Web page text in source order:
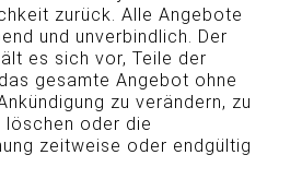
zurück. Alle Angebote
und unverbindlich. Der
es sich vor, Teile der
gesamte Angebot ohne
zu verändern, zu
löschen oder die
zeitweise oder endgültig